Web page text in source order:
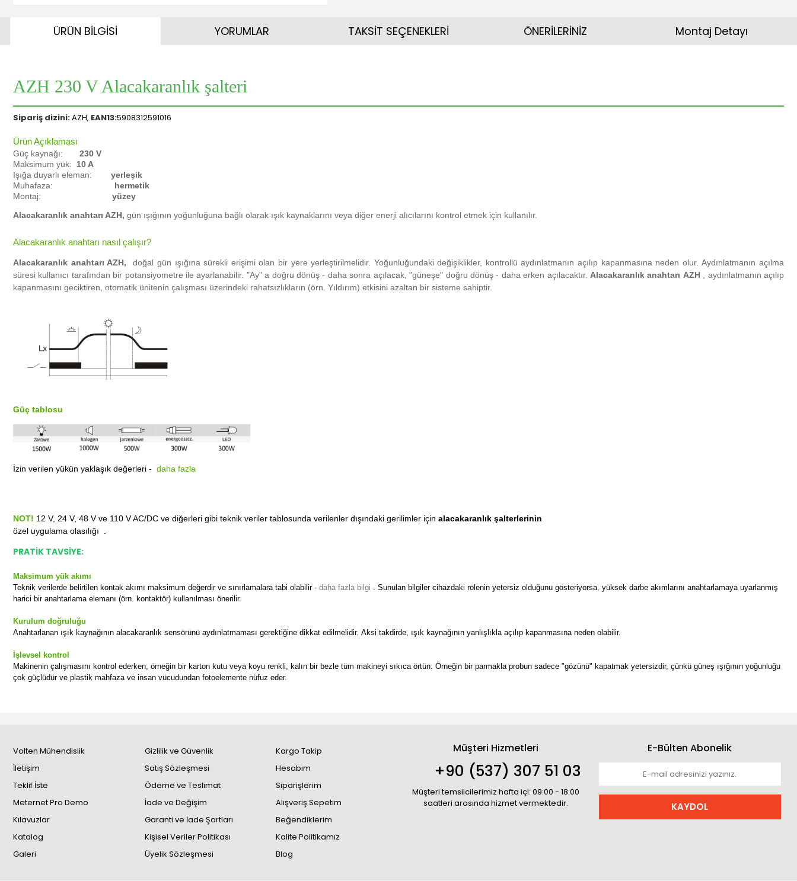
ÜRÜN BİLGİSİ
AZH 230 V Alacakaranlık şalteri
Sipariş dizini:AZH, EAN13:5908312591016
Ürün Açıklaması
Güç kaynağı:
230 V
Maksimum yük: 10 A
Işığa duyarlı eleman: yerleşik
Muhafaza:
hermetik
Montaj:
yüzey
Alacakaranlık anahtarı AZH, gün ışığının yoğunluğuna bağlı olarak ışık kaynaklarını veya diğer enerji alıcılarını kontrol etmek için kullanılır.
Alacakaranlık anahtarı nasıl çalışır?
Alacakaranlık anahtarı AZH, doğal gün ışığına sürekli erişimi olan bir yere yerleştirilmelidir. Yoğunluğundaki değişiklikler, kontrollü aydınlatmanın açılıp kapanmasına neden olur.Aydınlatmanın açılma
süresi kullanıcı tarafından bir potansiyometre ile ayarlanabilir. "Ay" a doğru dönüş - daha sonra açılacak, "güneşe" doğru dönüş - daha erken açılacaktır. Alacakaranlık anahtarı AZH, aydınlatmanın açılıp
kapanmasını geciktiren, otomatik ünitenin çalışması üzerindeki rahatsızlıkların (örn. Yıldırım) etkisini azaltan bir sisteme sahiptir.
Güç tablosu
İzin verilen yükün yaklaşık değerleri - daha fazla
NOT! 12 V, 24 V, 48 V ve 110 V AC/DC ve diğerleri gibi teknik veriler tablosunda verilenler dışındaki gerilimler için alacakaranlık şalterlerinin
özel uygulama olasılığı .
PRATİK TAVSİYE:
Maksimum yük akımı
Teknik verilerde belirtilen kontak akımı maksimum değerdir ve sınırlamalara tabi olabilir - daha fazla bilgi
Sunulan bilgiler cihazdaki rölenin yetersiz olduğunu gösteriyorsa, yüksek darbe akımlarını anahtarlamaya uyarlanmış
harici bir anahtarlama elemanı (örn. kontaktör) kullanılması önerilir.
Kurulum doğruluğu
Anahtarlanan ışık kaynağının alacakaranlık sensörünü aydınlatmaması gerektiğine dikkat edilmelidir. Aksi takdirde, ışık kaynağının yanlışlıkla açılıp kapanmasına neden olabilir.
İşlevsel kontrol
Makinenin çalışmasını kontrol ederken, örneğin bir karton kutu veya koyu renkli, kalın bir bezle tüm makineyi sıkıca örtün. Örneğin bir parmakla probun sadece "gözünü" kapatmak yetersizdir, çünkü güneş ışığının yoğunluğu
çok güçlüdür ve plastik mahfaza ve insan vücudundan fotoelemente nüfuz eder.
YORUMLAR TAKSİT SEÇENEKLERİ ÖNERİLERİNİZ Montaj Detayı
Volten Mühendislik
İletişim
Teklif İste
Meternet Pro Demo
Kılavuzlar
Katalog
Galeri
Gizlilik ve Güvenlik
Satış Sözleşmesi
Ödeme ve Teslimat
İade ve Değişim
Garanti ve İade Şartları
Kişisel Veriler Politikası
Üyelik Sözleşmesi
Kargo Takip
Hesabım
Siparişlerim
Alışveriş Sepetim
Beğendiklerim
Kalite Politikamız
Blog
Müşteri Hizmetleri
+90 (537) 307 51 03
Müşteri temsilcilerimiz hafta içi: 09:00 - 18:00
saatleri arasında hizmet vermektedir.
E-Bülten Abonelik
KAYDOL